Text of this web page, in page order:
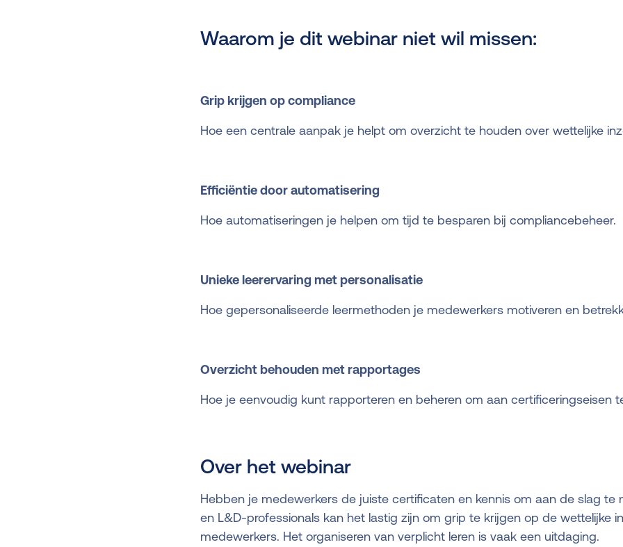
Waarom je dit webinar niet wil missen:
Grip krijgen op compliance
Hoe een centrale aanpak je helpt om overzicht te houden over wettelijke
Efficiëntie door automatisering
Hoe automatiseringen je helpen om tijd te besparen bij compliancebeheer.
Unieke leerervaring met personalisatie
Hoe gepersonaliseerde leermethoden je medewerkers motiveren en
Overzicht behouden met rapportages
Hoe je eenvoudig kunt rapporteren en beheren om aan certificeringseisen
Over het webinar
Hebben je medewerkers de juiste certificaten en kennis om aan de slag te
en L&D-professionals kan het lastig zijn om grip te krijgen op de wettelijke
medewerkers. Het organiseren van verplicht leren is vaak een uitdaging.